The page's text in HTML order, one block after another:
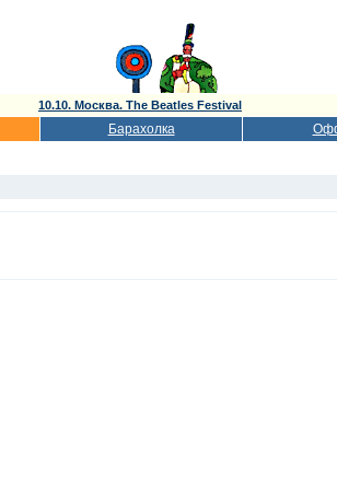
10.10. Москва. The Beatles Festival
Барахолка